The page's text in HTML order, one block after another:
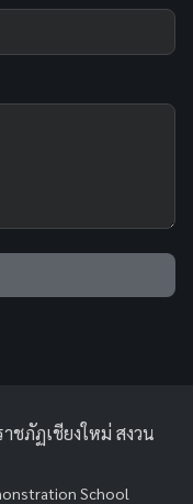
ชภัฏเชียงใหม่ สงวน
School